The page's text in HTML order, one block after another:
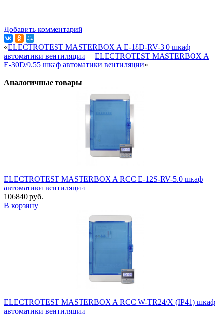
Добавить комментарий
«ELECTROTEST MASTERBOX A E-18D-RV-3.0 шкаф
автоматики вентиляции | ELECTROTEST MASTERBOX A
E-30D/0.55 шкаф автоматики вентиляции»
Аналогичные товары
ELECTROTEST MASTERBOX A RCC E-12S-RV-5.0 шкаф
автоматики вентиляции
106840 руб.
В корзину
ELECTROTEST MASTERBOX A RCC W-TR24/X (IP41) шкаф
автоматики вентиляции